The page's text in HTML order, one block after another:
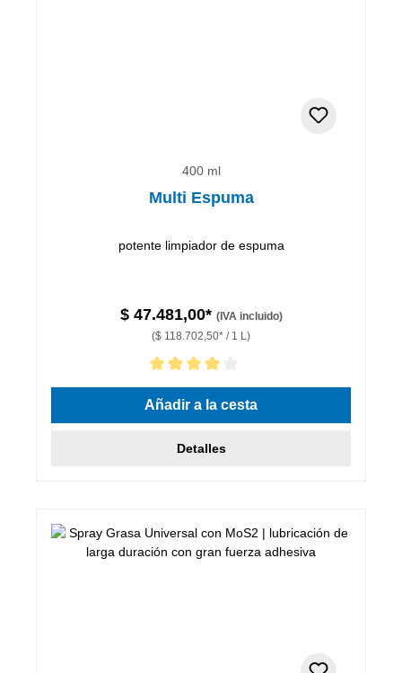
400 ml
Multi Espuma
potente limpiador de espuma
$ 47.481,00* (IVA incluido)
($ 118.702,50* / 1 L)
Calificación promedio de 4 de 5 estrellas
Añadir a la cesta
Detalles